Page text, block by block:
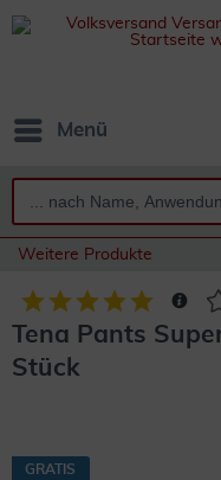
Menü
Weitere Produkte
Tena Pants
Stück
GRATIS